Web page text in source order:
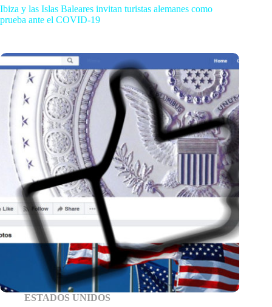
Ibiza y las Islas Baleares invitan turistas alemanes como
prueba ante el COVID-19
ESTADOS UNIDOS